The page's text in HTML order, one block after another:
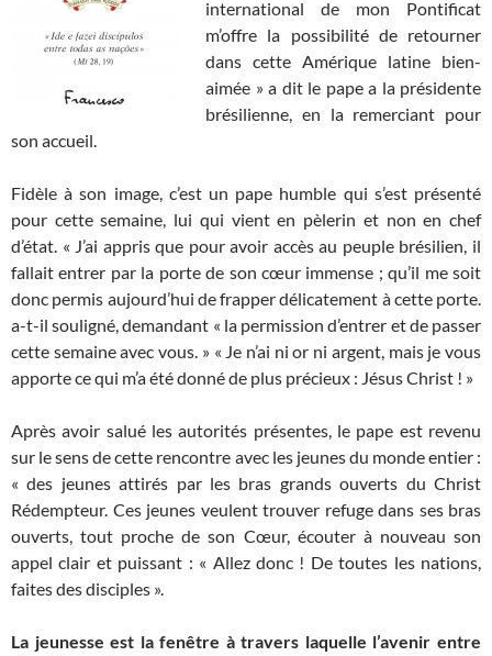
international de mon Pontificat
m’offre la possibilité de retourner
dans cette Amérique latine bien-
aimée » a dit le pape a la présidente
brésilienne, en la remerciant pour
son accueil.
Fidèle à son image, c’est un pape humble qui s’est présenté
pour cette semaine, lui qui vient en pèlerin et non en chef
d’état. « J’ai appris que pour avoir accès au peuple brésilien, il
fallait entrer par la porte de son cœur immense ; qu’il me soit
donc permis aujourd’hui de frapper délicatement à cette porte.
a-t-il souligné, demandant « la permission d’entrer et de passer
cette semaine avec vous. » « Je n’ai ni or ni argent, mais je vous
apporte ce qui m’a été donné de plus précieux : Jésus Christ ! »
Après avoir salué les autorités présentes, le pape est revenu
sur le sens de cette rencontre avec les jeunes du monde entier :
« des jeunes attirés par les bras grands ouverts du Christ
Rédempteur. Ces jeunes veulent trouver refuge dans ses bras
ouverts, tout proche de son Cœur, écouter à nouveau son
appel clair et puissant : « Allez donc ! De toutes les nations,
faites des disciples ».
La jeunesse est la fenêtre à travers laquelle l’avenir entre